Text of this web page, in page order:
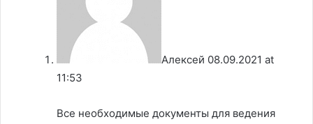
Алексей 08.09.2021 at
11:53
Все необходимые документы для ведения